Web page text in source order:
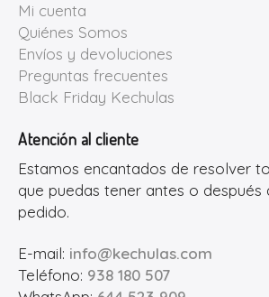
Mi cuenta
Quiénes Somos
Envíos y devoluciones
Preguntas frecuentes
Black Friday Kechulas
Atención al cliente
Estamos encantados de resolver
que puedas tener antes o después
pedido.
E-mail: info@kechulas.com
Teléfono: 938 180 507